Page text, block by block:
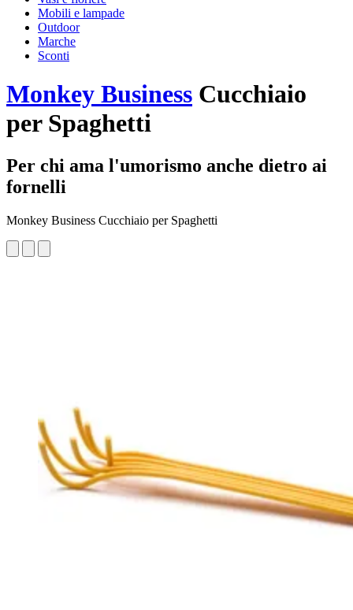
Mobili e lampade
Outdoor
Marche
Sconti
Monkey Business Cucchiaio
per Spaghetti
Per chi ama l'umorismo anche dietro ai
fornelli
Monkey Business Cucchiaio per Spaghetti